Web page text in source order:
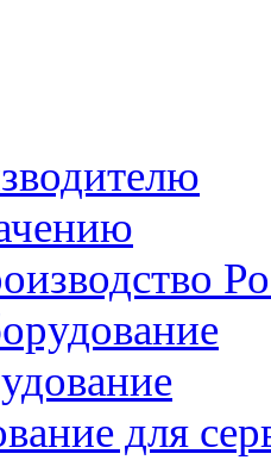
для